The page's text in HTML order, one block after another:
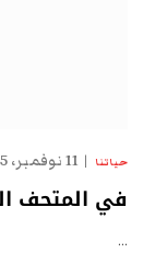
حياتنا 11 نوفمبر، 2025
في المتحف
…